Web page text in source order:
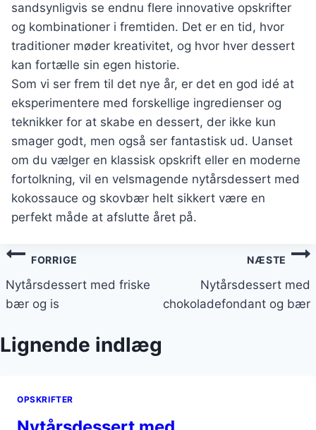
sandsynligvis se endnu flere innovative opskrifter
og kombinationer i fremtiden. Det er en tid, hvor
traditioner møder kreativitet, og hvor hver dessert
kan fortælle sin egen historie.
Som vi ser frem til det nye år, er det en god idé at
eksperimentere med forskellige ingredienser og
teknikker for at skabe en dessert, der ikke kun
smager godt, men også ser fantastisk ud. Uanset
om du vælger en klassisk opskrift eller en moderne
fortolkning, vil en velsmagende nytårsdessert med
kokossauce og skovbær helt sikkert være en
perfekt måde at afslutte året på.
Indlægsnavigation
FORRIGE
Nytårsdessert med friske
bær og is
NÆSTE
Nytårsdessert med
chokoladefondant og bær
Lignende indlæg
OPSKRIFTER